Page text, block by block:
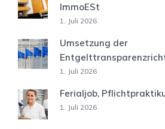
ImmoESt
1. Juli 2026
Umsetzung der
1. Juli 2026
Ferialjob,
1. Juli 2026